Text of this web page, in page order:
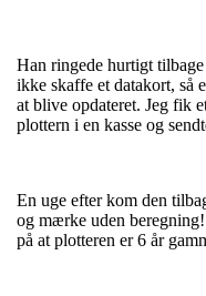
Han ringede hurtigt
ikke skaffe et datakort, så
at blive opdateret. Jeg fik
plottern i en kasse og
En uge efter kom den
og mærke uden
på at plotteren er 6 år